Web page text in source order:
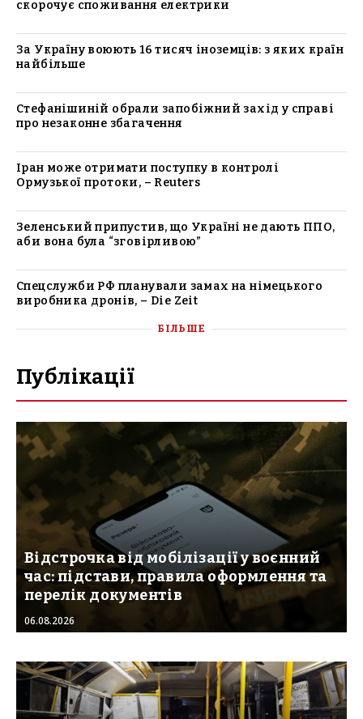
скорочує споживання електрики
За Україну воюють 16 тисяч іноземців: з яких країн
найбільше
Стефанішиній обрали запобіжний захід у справі
про незаконне збагачення
Іран може отримати поступку в контролі
Ормузької протоки, – Reuters
Зеленський припустив, що Україні не дають ППО,
аби вона була “зговірливою”
Спецслужби РФ планували замах на німецького
виробника дронів, – Die Zeit
БІЛЬШЕ
Публікації
Відстрочка від мобілізації у воєнний
час: підстави, правила оформлення та
перелік документів
06.08.2026